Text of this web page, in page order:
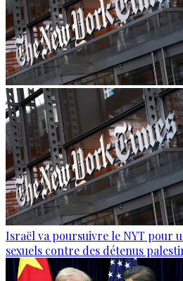
Israël va poursuivre le NYT pour
sexuels contre des détenus